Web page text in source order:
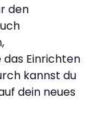
den
Einrichten
kannst du
dein neues